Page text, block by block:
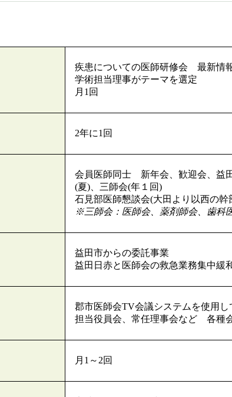
疾患についての医師研修会 最新情
学術担当理事がテーマを選定
月1回
2年に1回
会員医師同士 新年会、歓迎会、益
(夏)、三師会(年１回)
石見部医師懇談会(大田より以西の幹
※三師会：医師会、薬剤師会、歯科
益田市からの委託事業
益田日赤と医師会の救急業務集中緩
郡市医師会TV会議システムを使用し
担当役員会、常任理事会など 各種
月1～2回